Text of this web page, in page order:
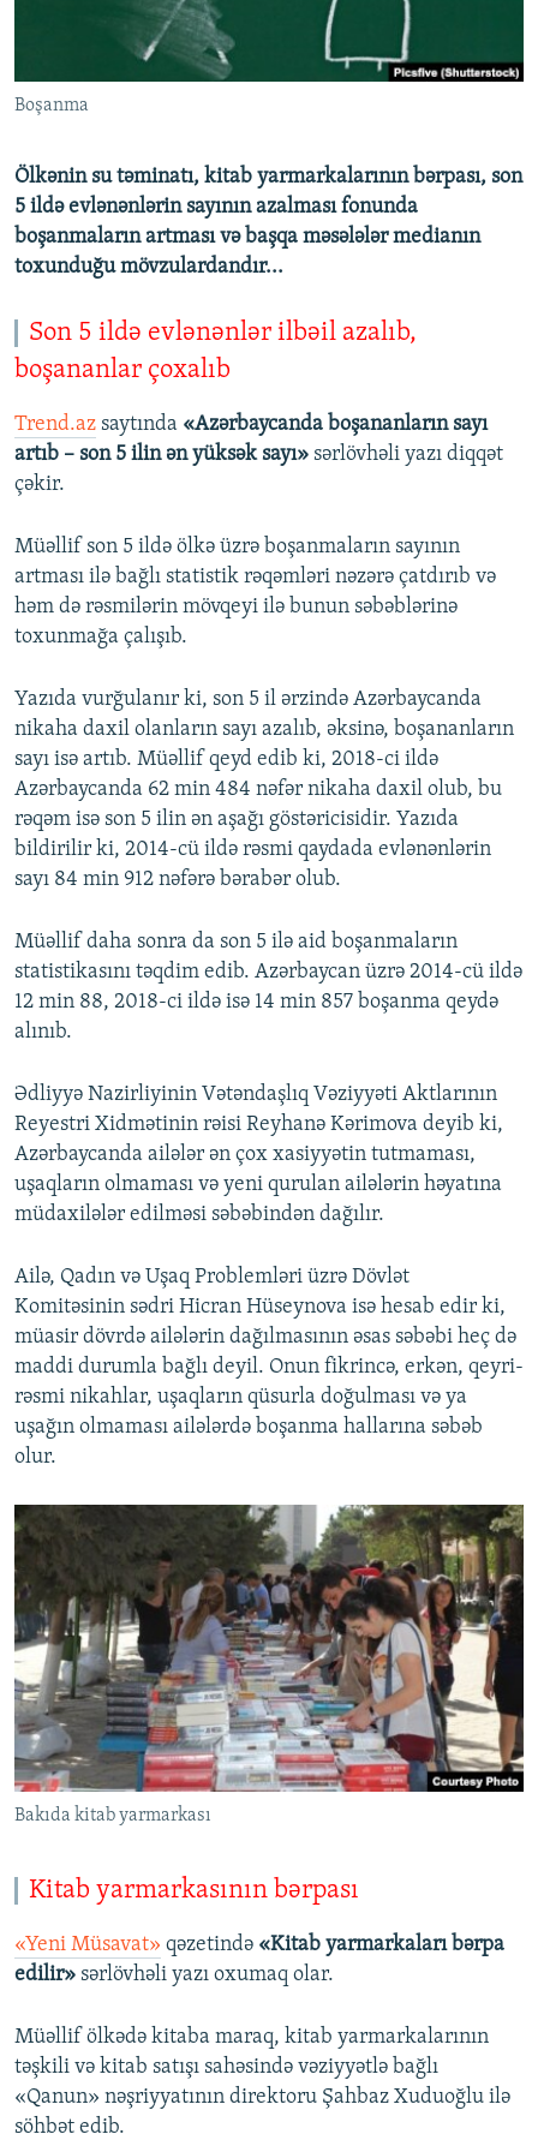
AZƏRBAYCAN ƏDƏBIYYATI KITABXANASI
İSLAM VƏ DEMOKRATIYA
İZ - MƏDƏNIYYƏT PROQRAMI
PEŞƏ ETIKASI VƏ JURNALISTIKA STANDARTLARIMIZ
MATERIALLARIMIZDAN ISTIFADƏ
BIZIMLƏ ƏLAQƏ
XƏBƏR BÜLLETENLƏRIMIZ
Boşanma
Ölkənin su təminatı, kitab yarmarkalarının bərpası, son
5 ildə evlənənlərin sayının azalması fonunda
boşanmaların artması və başqa məsələlər medianın
toxunduğu mövzulardandır...
Son 5 ildə evlənənlər ilbəil azalıb,
boşananlar çoxalıb
Trend.az saytında «Azərbaycanda boşananların sayı
artıb – son 5 ilin ən yüksək sayı» sərlövhəli yazı diqqət
çəkir.
Müəllif son 5 ildə ölkə üzrə boşanmaların sayının
artması ilə bağlı statistik rəqəmləri nəzərə çatdırıb və
həm də rəsmilərin mövqeyi ilə bunun səbəblərinə
toxunmağa çalışıb.
Yazıda vurğulanır ki, son 5 il ərzində Azərbaycanda
nikaha daxil olanların sayı azalıb, əksinə, boşananların
sayı isə artıb. Müəllif qeyd edib ki, 2018-ci ildə
Azərbaycanda 62 min 484 nəfər nikaha daxil olub, bu
rəqəm isə son 5 ilin ən aşağı göstəricisidir. Yazıda
bildirilir ki, 2014-cü ildə rəsmi qaydada evlənənlərin
sayı 84 min 912 nəfərə bərabər olub.
Müəllif daha sonra da son 5 ilə aid boşanmaların
statistikasını təqdim edib. Azərbaycan üzrə 2014-cü ildə
12 min 88, 2018-ci ildə isə 14 min 857 boşanma qeydə
alınıb.
Ədliyyə Nazirliyinin Vətəndaşlıq Vəziyyəti Aktlarının
Reyestri Xidmətinin rəisi Reyhanə Kərimova deyib ki,
Azərbaycanda ailələr ən çox xasiyyətin tutmaması,
uşaqların olmaması və yeni qurulan ailələrin həyatına
müdaxilələr edilməsi səbəbindən dağılır.
Ailə, Qadın və Uşaq Problemləri üzrə Dövlət
Komitəsinin sədri Hicran Hüseynova isə hesab edir ki,
müasir dövrdə ailələrin dağılmasının əsas səbəbi heç də
maddi durumla bağlı deyil. Onun fikrincə, erkən, qeyri-
rəsmi nikahlar, uşaqların qüsurla doğulması və ya
uşağın olmaması ailələrdə boşanma hallarına səbəb
olur.
Bakıda kitab yarmarkası
Kitab yarmarkasının bərpası
«Yeni Müsavat» qəzetində «Kitab yarmarkaları bərpa
edilir» sərlövhəli yazı oxumaq olar.
Müəllif ölkədə kitaba maraq, kitab yarmarkalarının
təşkili və kitab satışı sahəsində vəziyyətlə bağlı
«Qanun» nəşriyyatının direktoru Şahbaz Xuduoğlu ilə
söhbət edib.